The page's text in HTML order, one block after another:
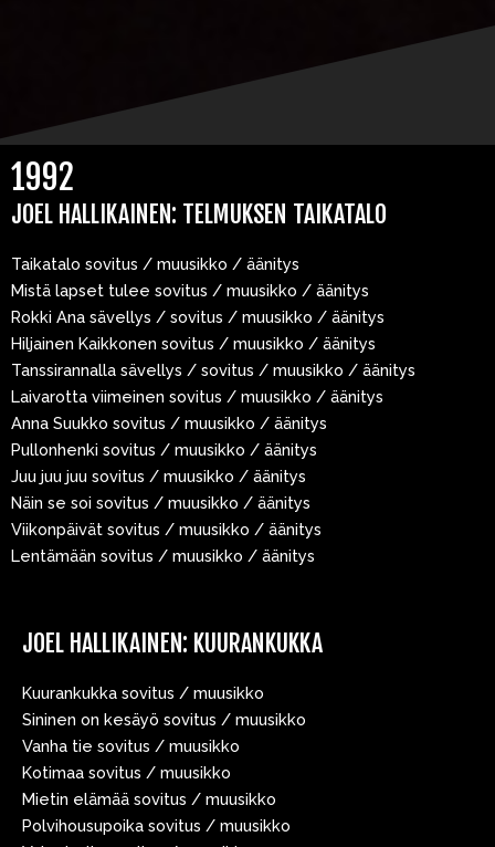
1992
JOEL HALLIKAINEN: TELMUKSEN TAIKATALO
Taikatalo sovitus / muusikko / äänitys
Mistä lapset tulee sovitus / muusikko / äänitys
Rokki Ana sävellys / sovitus / muusikko / äänitys
Hiljainen Kaikkonen sovitus / muusikko / äänitys
Tanssirannalla sävellys / sovitus / muusikko / äänitys
Laivarotta viimeinen sovitus / muusikko / äänitys
Anna Suukko sovitus / muusikko / äänitys
Pullonhenki sovitus / muusikko / äänitys
Juu juu juu sovitus / muusikko / äänitys
Näin se soi sovitus / muusikko / äänitys
Viikonpäivät sovitus / muusikko / äänitys
Lentämään sovitus / muusikko / äänitys
JOEL HALLIKAINEN: KUURANKUKKA
Kuurankukka sovitus / muusikko
Sininen on kesäyö sovitus / muusikko
Vanha tie sovitus / muusikko
Kotimaa sovitus / muusikko
Mietin elämää sovitus / muusikko
Polvihousupoika sovitus / muusikko